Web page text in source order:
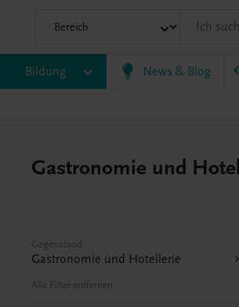
Bildung News & Blog
BAFEP/BASOP BRP BS
Gastronomie und
Gegenstand
Gastronomie und Hotellerie
Alle Filter entfernen